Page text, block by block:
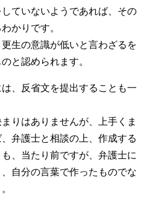
ていないようであれば、その
かりです。
生の意識が低いと言わざるを
と認められます。
、反省文を提出することも一
りはありませんが、上手くま
弁護士と相談の上、作成する
、当たり前ですが、弁護士に
自分の言葉で作ったものでな